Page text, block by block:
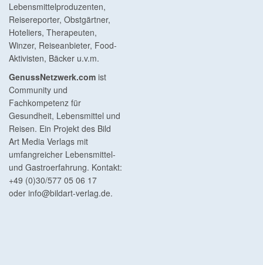
Lebensmittelproduzenten,
Reisereporter, Obstgärtner,
Hoteliers, Therapeuten,
Winzer, Reiseanbieter, Food-
Aktivisten, Bäcker u.v.m.
GenussNetzwerk.com ist
Community und
Fachkompetenz für
Gesundheit, Lebensmittel und
Reisen. Ein Projekt des Bild
Art Media Verlags mit
umfangreicher Lebensmittel-
und Gastroerfahrung. Kontakt:
+49 (0)30/577 05 06 17
oder info@bildart-verlag.de.